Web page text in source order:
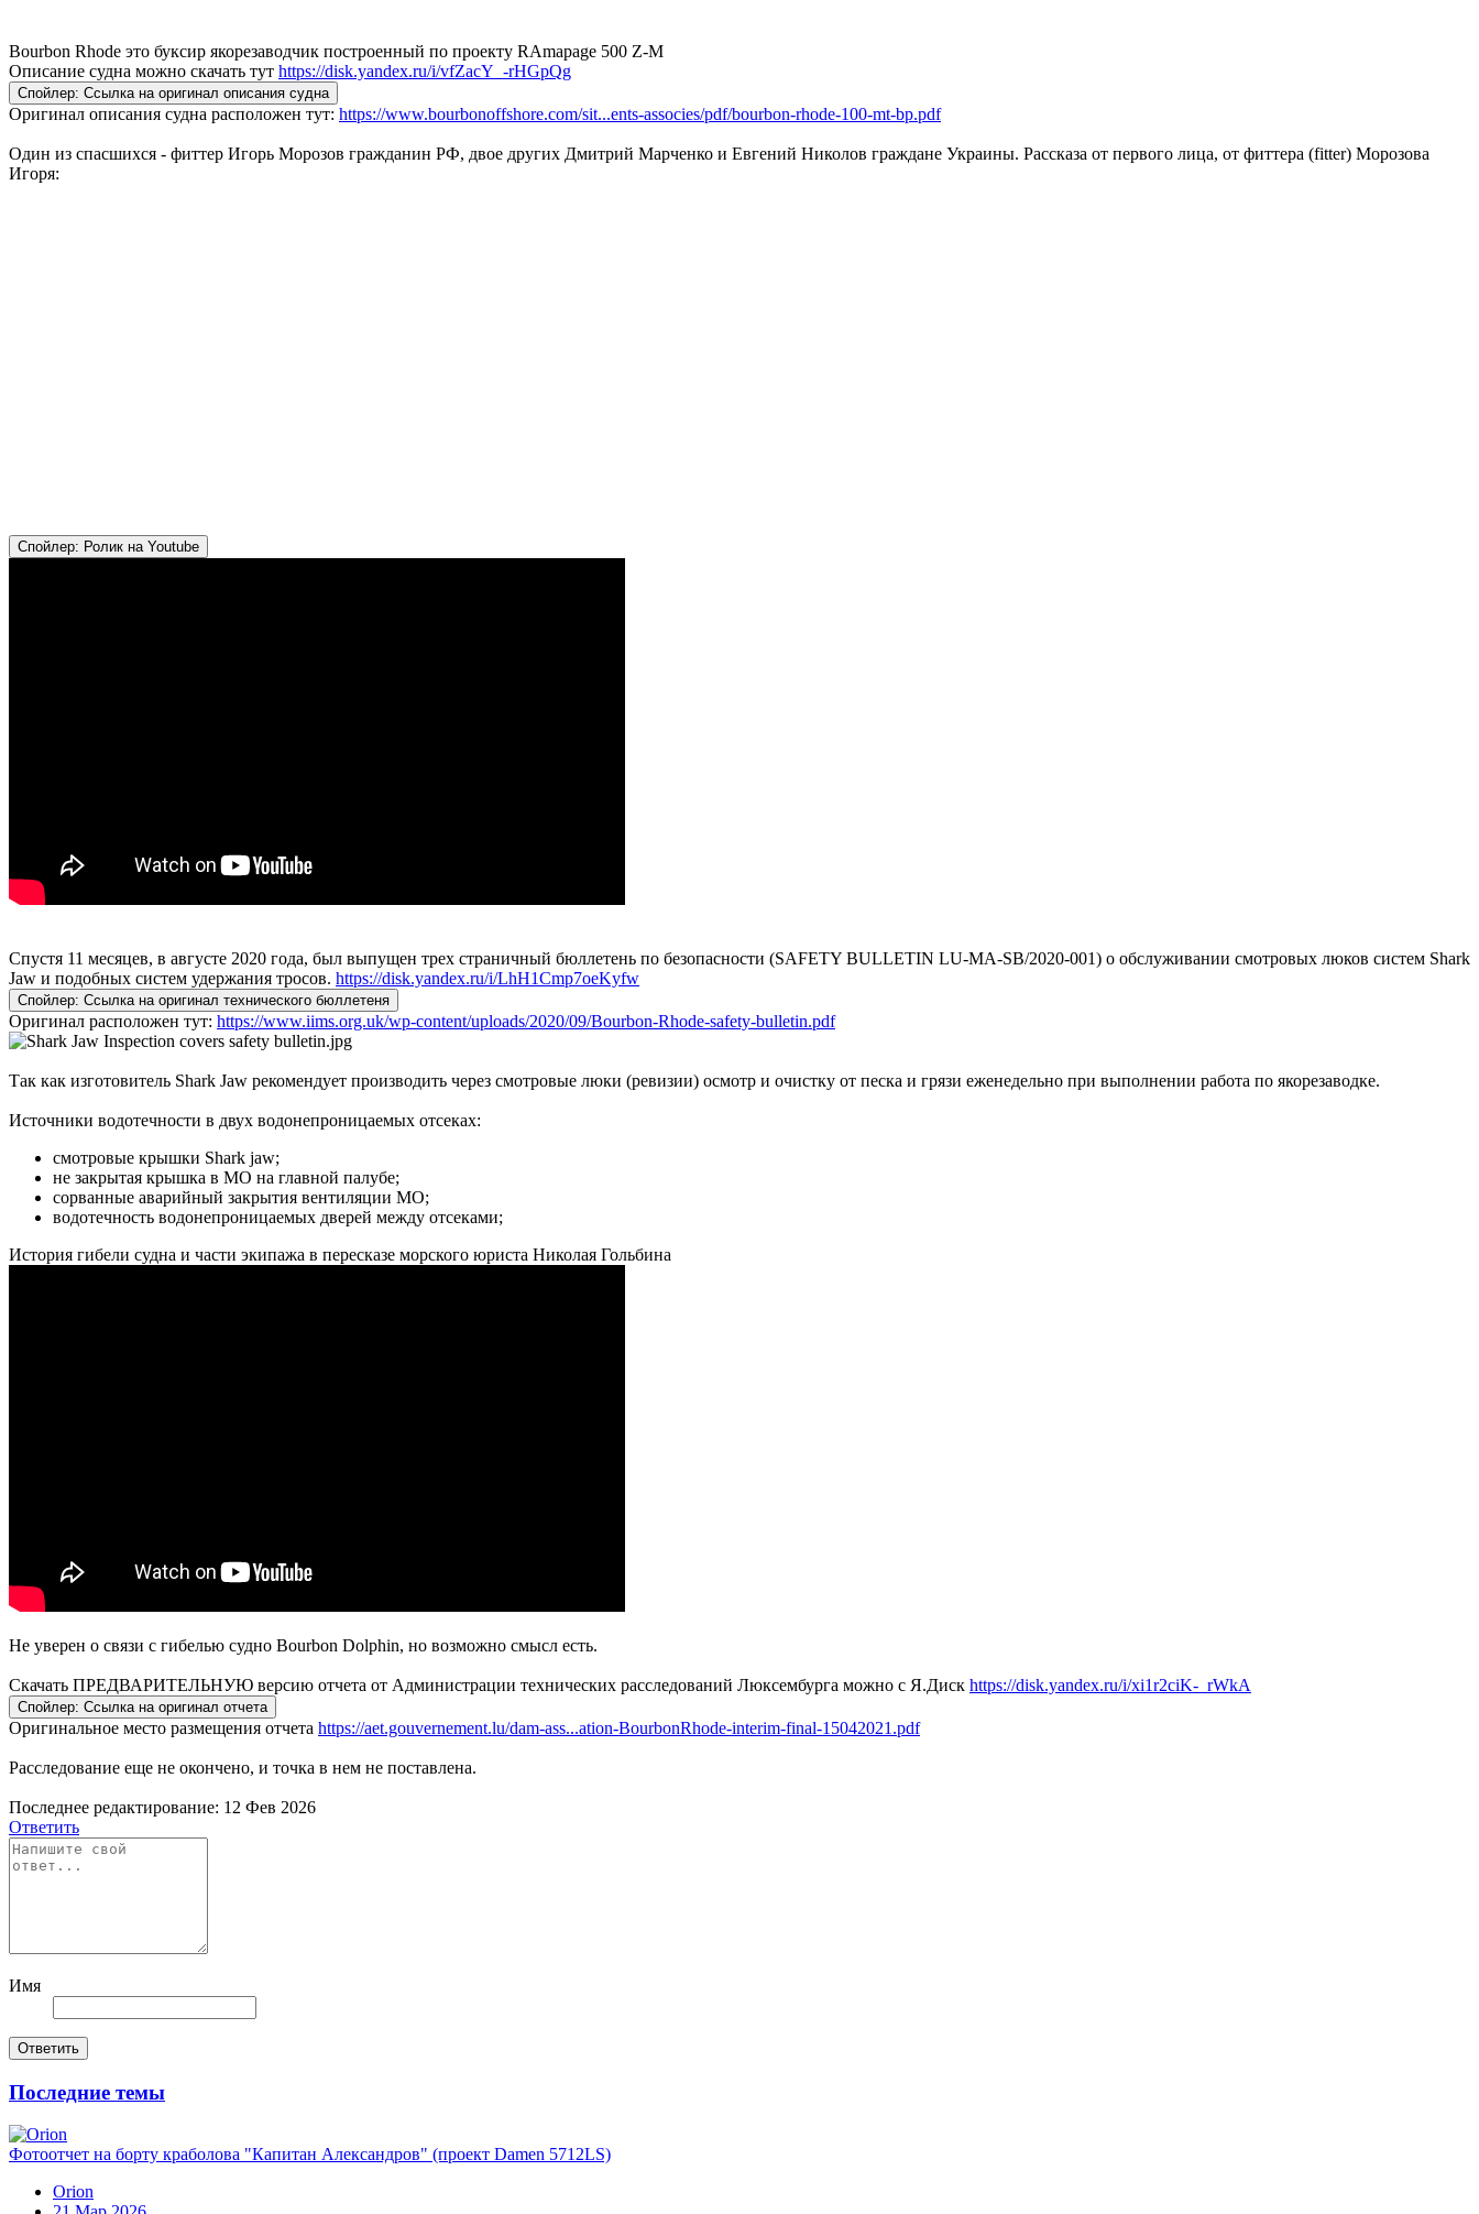
Bourbon Rhode это буксир якорезаводчик построенный по проекту RAmapage 500 Z-M
Описание судна можно скачать тут https://disk.yandex.ru/i/vfZacY_-rHGpQg
Спойлер: Ссылка на оригинал описания судна
Оригинал описания судна расположен тут: https://www.bourbonoffshore.com/sit...ents-associes/pdf/bourbon-rhode-100-mt-bp.pdf
Один из спасшихся - фиттер Игорь Морозов гражданин РФ, двое других Дмитрий Марченко и Евгений Николов граждане Украины. Рассказа от первого лица, от фиттера (fitter) Морозова
Игоря:
Спойлер: Ролик на Youtube
Спустя 11 месяцев, в августе 2020 года, был выпущен трех страничный бюллетень по безопасности (SAFETY BULLETIN LU-MA-SB/2020-001) о обслуживании смотровых люков систем Shark
Jaw и подобных систем удержания тросов. https://disk.yandex.ru/i/LhH1Cmp7oeKyfw
Спойлер: Ссылка на оригинал технического бюллетеня
Оригинал расположен тут: https://www.iims.org.uk/wp-content/uploads/2020/09/Bourbon-Rhode-safety-bulletin.pdf
Так как изготовитель Shark Jaw рекомендует производить через смотровые люки (ревизии) осмотр и очистку от песка и грязи еженедельно при выполнении работа по якорезаводке.
Источники водотечности в двух водонепроницаемых отсеках:
смотровые крышки Shark jaw;
не закрытая крышка в МО на главной палубе;
сорванные аварийный закрытия вентиляции МО;
водотечность водонепроницаемых дверей между отсеками;
История гибели судна и части экипажа в пересказе морского юриста Николая Гольбина
Не уверен о связи с гибелью судно Bourbon Dolphin, но возможно смысл есть.
Скачать ПРЕДВАРИТЕЛЬНУЮ версию отчета от Администрации технических расследований Люксембурга можно c Я.Диск https://disk.yandex.ru/i/xi1r2ciK-_rWkA
Спойлер: Ссылка на оригинал отчета
Оригинальное место размещения отчета https://aet.gouvernement.lu/dam-ass...ation-BourbonRhode-interim-final-15042021.pdf
Расследование еще не окончено, и точка в нем не поставлена.
Последнее редактирование: 12 Фев 2026
Ответить
Имя
Ответить
Последние темы
Фотоотчет на борту краболова "Капитан Александров" (проект Damen 5712LS)
Orion